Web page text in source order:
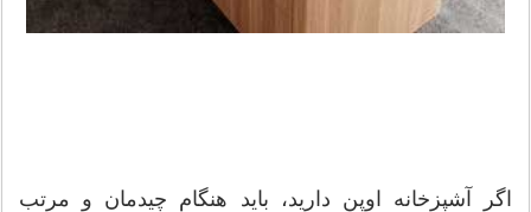
اگر آشپزخانه اوپن دارید، باید هنگام چیدمان و مرتب